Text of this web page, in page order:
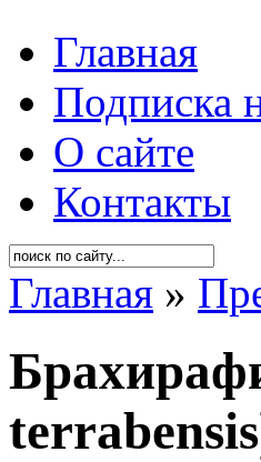
Главная
Подписка
О сайте
Контакты
Главная »